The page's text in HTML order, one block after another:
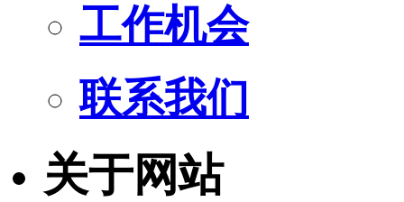
工作机会
联系我们
关于网站